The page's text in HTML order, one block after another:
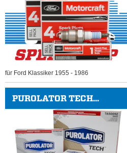
für Ford Klassiker 1955 - 1986
PUROLATOR TECH...